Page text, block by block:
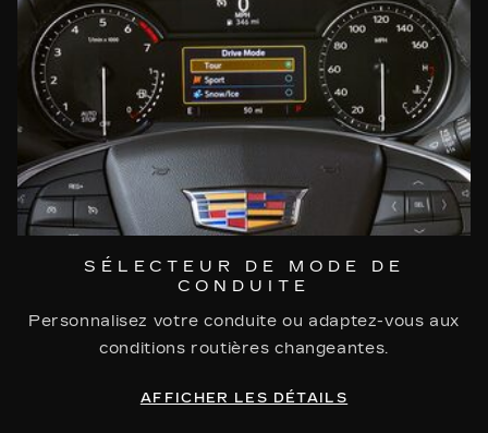
SÉLECTEUR DE MODE DE
CONDUITE
Personnalisez votre conduite ou adaptez-vous aux
conditions routières changeantes.
AFFICHER LES DÉTAILS